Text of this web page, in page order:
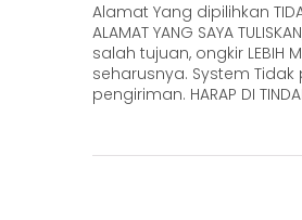
Alamat Yang dipilihkan
ALAMAT YANG SAYA
salah tujuan, ongkir LEBIH
seharusnya. System
pengiriman. HARAP DI